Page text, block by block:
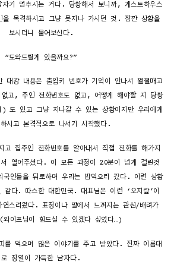
기 멈추시는 거다. 당황해서 보니까, 게스트하우스
을 목격하시고 그냥 못지나 가시던 것. 잠깐 상황을
보시더니 물어보신다.
“도와드릴게 있을까요?”
대강 내용은 출입키 번호가 기억이 안나서 쩔쩔매고
고, 주인 전화번호도 없고, 어떻게 해야할 지 당황
도 있고 그냥 지나갈 수 있는 상황이지만 우리에게
시고 본격적으로 나서기 시작했다.
고 집주인 전화번호를 알아내서 직접 전화를 해가지
열어주셨다. 이 모든 과정이 20분이 넘게 걸린것
국인들을 뒤로하며 우리는 밥먹으러 갔다. 이런 상황
다. 따스한 대한민국. 대표님은 이런 ‘오지랖’이
스러웠다. 표정이나 말에서 느껴지는 관심/배려가
와이프님이 힘드실 수 있겠다 싶었다…)
를 먹으며 많은 이야기를 주고 받았다. 진짜 이름대
로 정열이 가득한 남자다.